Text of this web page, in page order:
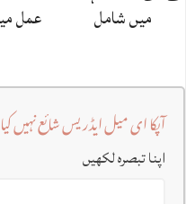
میں شامل
عمل
آپکا ای میل ایڈریس شائع نہیں
اپنا تبصرہ لکھیں